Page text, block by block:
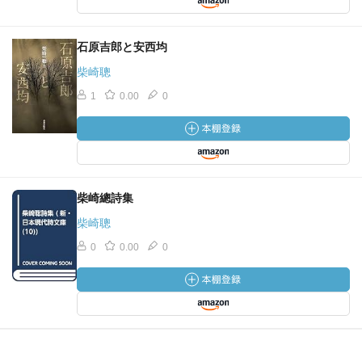
石原吉郎と安西均
柴崎聰
1 0.00 0
柴崎總詩集
柴崎聰
0 0.00 0